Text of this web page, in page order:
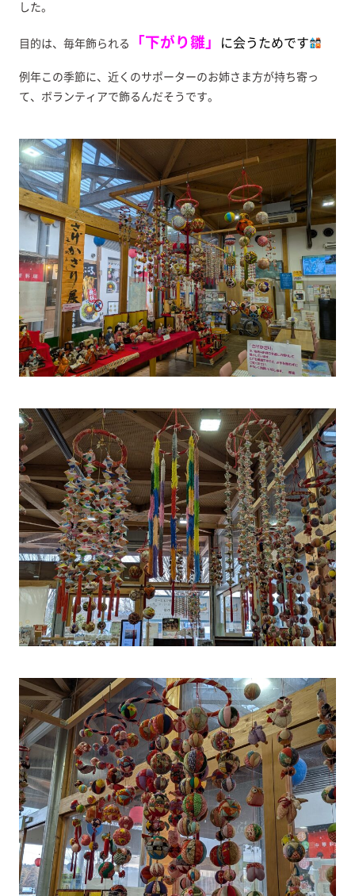
した。
目的は、毎年飾られる 「下がり雛」 に会うためです
例年この季節に、近くのサポーターのお姉さま方が持ち寄っ
て、ボランティアで飾るんだそうです。